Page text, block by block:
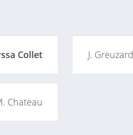
Collet J. Greuzard
Chateau